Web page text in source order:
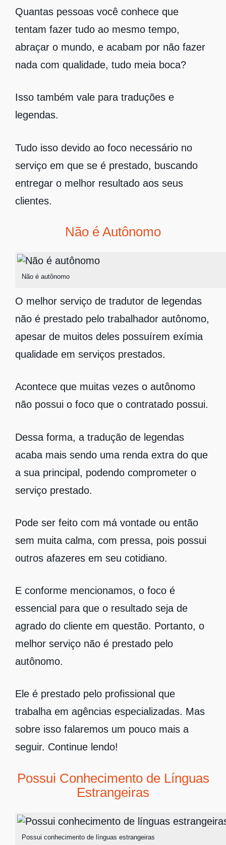
Quantas pessoas você conhece que
tentam fazer tudo ao mesmo tempo,
abraçar o mundo, e acabam por não fazer
nada com qualidade, tudo meia boca?
Isso também vale para traduções e
legendas.
Tudo isso devido ao foco necessário no
serviço em que se é prestado, buscando
entregar o melhor resultado aos seus
clientes.
Não é Autônomo
Não é autônomo
O melhor serviço de tradutor de legendas
não é prestado pelo trabalhador autônomo,
apesar de muitos deles possuírem exímia
qualidade em serviços prestados.
Acontece que muitas vezes o autônomo
não possui o foco que o contratado possui.
Dessa forma, a tradução de legendas
acaba mais sendo uma renda extra do que
a sua principal, podendo comprometer o
serviço prestado.
Pode ser feito com má vontade ou então
sem muita calma, com pressa, pois possui
outros afazeres em seu cotidiano.
E conforme mencionamos, o foco é
essencial para que o resultado seja de
agrado do cliente em questão. Portanto, o
melhor serviço não é prestado pelo
autônomo.
Ele é prestado pelo profissional que
trabalha em agências especializadas. Mas
sobre isso falaremos um pouco mais a
seguir. Continue lendo!
Possui Conhecimento de Línguas
Estrangeiras
Possui conhecimento de línguas estrangeiras